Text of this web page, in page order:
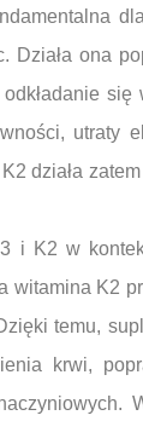
Działa ona
utraty
działa
i K2 w
witamina K2
temu,
krwi,